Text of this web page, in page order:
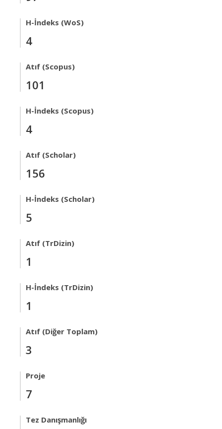
H-İndeks (WoS)
4
Atıf (Scopus)
101
H-İndeks (Scopus)
4
Atıf (Scholar)
156
H-İndeks (Scholar)
5
Atıf (TrDizin)
1
H-İndeks (TrDizin)
1
Atıf (Diğer Toplam)
3
Proje
7
Tez Danışmanlığı